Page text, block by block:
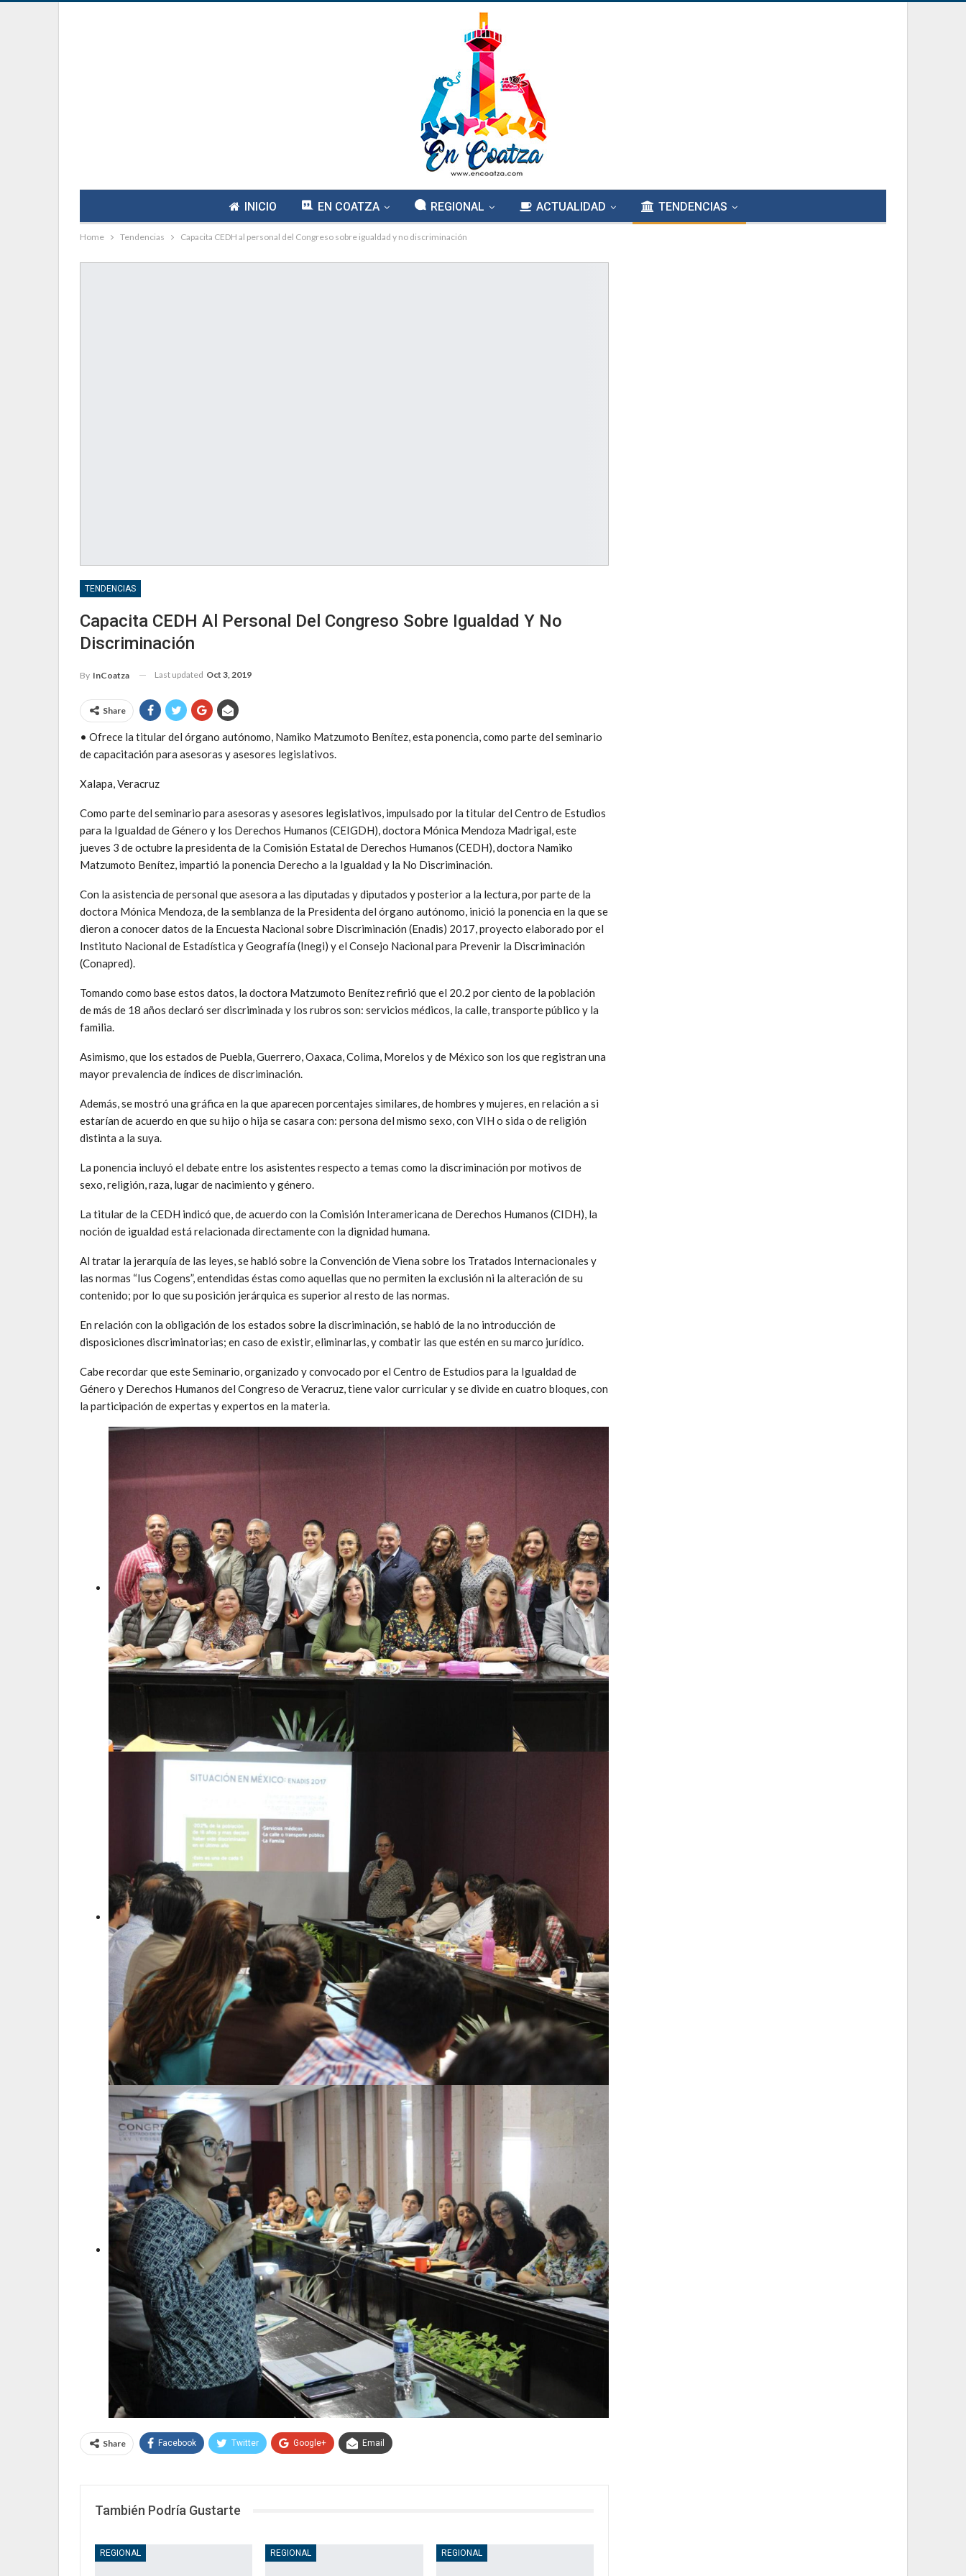
INICIO EN COATZA REGIONAL ACTUALIDAD TENDENCIAS
Home Tendencias Capacita CEDH al personal del Congreso sobre igualdad y no discriminación
TENDENCIAS
Capacita CEDH Al Personal Del Congreso Sobre Igualdad Y No
Discriminación
By InCoatza Last updated Oct 3, 2019
Share
• Ofrece la titular del órgano autónomo, Namiko Matzumoto Benítez, esta ponencia, como parte del seminario
de capacitación para asesoras y asesores legislativos.
Xalapa, Veracruz
Como parte del seminario para asesoras y asesores legislativos, impulsado por la titular del Centro de Estudios
para la Igualdad de Género y los Derechos Humanos (CEIGDH), doctora Mónica Mendoza Madrigal, este
jueves 3 de octubre la presidenta de la Comisión Estatal de Derechos Humanos (CEDH), doctora Namiko
Matzumoto Benítez, impartió la ponencia Derecho a la Igualdad y la No Discriminación.
Con la asistencia de personal que asesora a las diputadas y diputados y posterior a la lectura, por parte de la
doctora Mónica Mendoza, de la semblanza de la Presidenta del órgano autónomo, inició la ponencia en la que se
dieron a conocer datos de la Encuesta Nacional sobre Discriminación (Enadis) 2017, proyecto elaborado por el
Instituto Nacional de Estadística y Geografía (Inegi) y el Consejo Nacional para Prevenir la Discriminación
(Conapred).
Tomando como base estos datos, la doctora Matzumoto Benítez refirió que el 20.2 por ciento de la población
de más de 18 años declaró ser discriminada y los rubros son: servicios médicos, la calle, transporte público y la
familia.
Asimismo, que los estados de Puebla, Guerrero, Oaxaca, Colima, Morelos y de México son los que registran una
mayor prevalencia de índices de discriminación.
Además, se mostró una gráfica en la que aparecen porcentajes similares, de hombres y mujeres, en relación a si
estarían de acuerdo en que su hijo o hija se casara con: persona del mismo sexo, con VIH o sida o de religión
distinta a la suya.
La ponencia incluyó el debate entre los asistentes respecto a temas como la discriminación por motivos de
sexo, religión, raza, lugar de nacimiento y género.
La titular de la CEDH indicó que, de acuerdo con la Comisión Interamericana de Derechos Humanos (CIDH), la
noción de igualdad está relacionada directamente con la dignidad humana.
Al tratar la jerarquía de las leyes, se habló sobre la Convención de Viena sobre los Tratados Internacionales y
las normas “Ius Cogens”, entendidas éstas como aquellas que no permiten la exclusión ni la alteración de su
contenido; por lo que su posición jerárquica es superior al resto de las normas.
En relación con la obligación de los estados sobre la discriminación, se habló de la no introducción de
disposiciones discriminatorias; en caso de existir, eliminarlas, y combatir las que estén en su marco jurídico.
Cabe recordar que este Seminario, organizado y convocado por el Centro de Estudios para la Igualdad de
Género y Derechos Humanos del Congreso de Veracruz, tiene valor curricular y se divide en cuatro bloques, con
la participación de expertas y expertos en la materia.
Share Facebook Twitter Google+ Email
También Podría Gustarte
REGIONAL REGIONAL REGIONAL